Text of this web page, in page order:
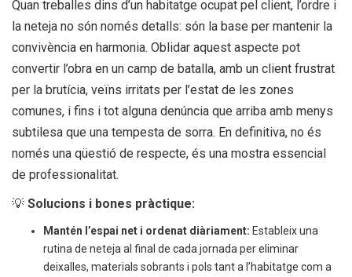
Quan treballes dins d’un habitatge ocupat pel client, l’ordre i
la neteja no són només detalls: són la base per mantenir la
convivència en harmonia. Oblidar aquest aspecte pot
convertir l’obra en un camp de batalla, amb un client frustrat
per la brutícia, veïns irritats per l’estat de les zones
comunes, i fins i tot alguna denúncia que arriba amb menys
subtilesa que una tempesta de sorra. En definitiva, no és
només una qüestió de respecte, és una mostra essencial
de professionalitat.
💡 Solucions i bones pràctique:
Mantén l’espai net i ordenat diàriament: Estableix una
rutina de neteja al final de cada jornada per eliminar
deixalles, materials sobrants i pols tant a l’habitatge com a